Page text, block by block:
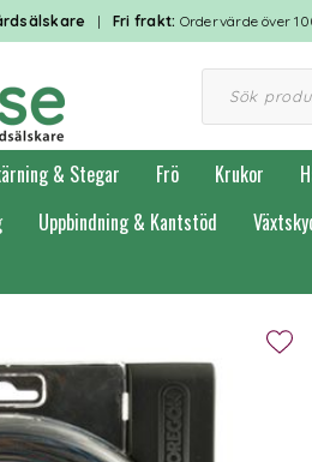
| Fri frakt: Ordervärde över
& Stegar Frö Krukor
Uppbindning & Kantstöd